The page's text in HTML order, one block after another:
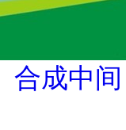
合成中间